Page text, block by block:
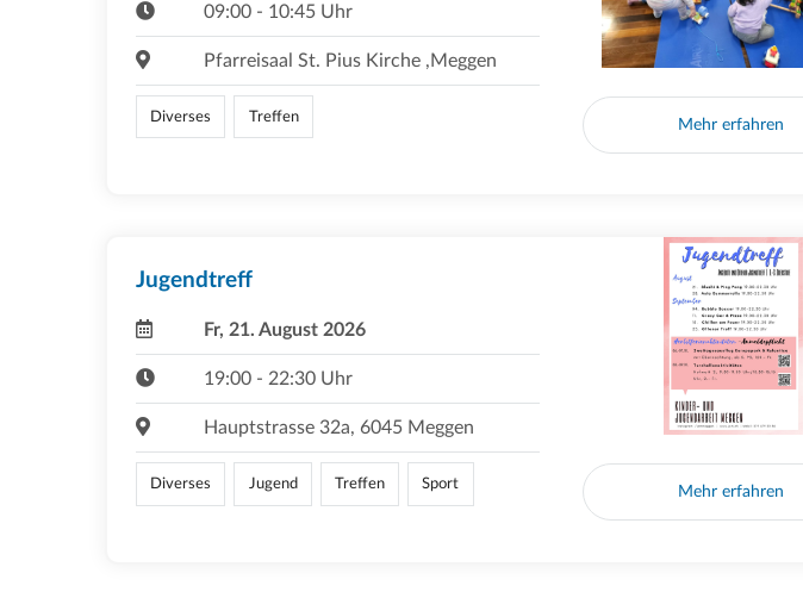
09:00 - 10:45 Uhr
Pfarreisaal St. Pius Kirche ,Meggen
Diverses Treffen Mehr erfahren
Jugendtreff
Fr, 21. August 2026
19:00 - 22:30 Uhr
Hauptstrasse 32a, 6045 Meggen
Diverses Jugend Treffen Sport Mehr erfahren